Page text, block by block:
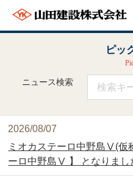
ピッ
ニュース検索
2026/08/07
ミオカステーロ中野島Ⅴ(仮
ーロ中野島Ⅴ 】 となりまし